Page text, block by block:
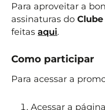
Para aproveitar a
assinaturas do
feitasaqui.
Como participar
Para acessar a
Acessar a